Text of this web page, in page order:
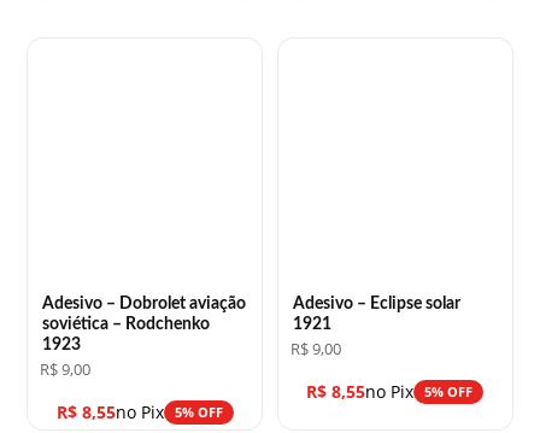
Adesivo – Dobrolet aviação
soviética – Rodchenko
1923
R$9,00
R$8,55no Pix 5% OFF
Adesivo – Eclipse solar
1921
R$9,00
R$ 8,55no Pix 5% OFF